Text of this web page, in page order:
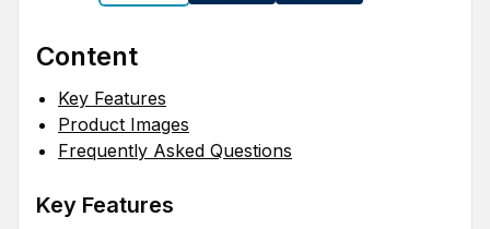
Content
Key Features
Product Images
Frequently Asked Questions
Key Features